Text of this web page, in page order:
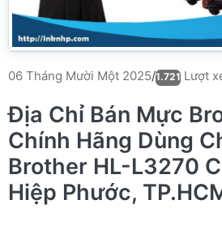
06 Tháng Mười Một 2025/1.721 Lượt
Địa Chỉ Bán Mực
Chính Hãng Dùng
Brother HL-L3270
Hiệp Phước,